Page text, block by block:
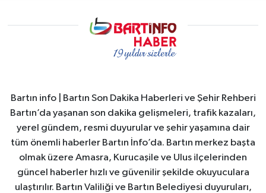
Bartın info | Bartın Son Dakika Haberleri ve Şehir Rehberi
Bartın’da yaşanan son dakika gelişmeleri, trafik kazaları,
yerel gündem, resmi duyurular ve şehir yaşamına dair
tüm önemli haberler Bartın İnfo’da. Bartın merkez başta
olmak üzere Amasra, Kurucaşile ve Ulus ilçelerinden
güncel haberler hızlı ve güvenilir şekilde okuyuculara
ulaştırılır. Bartın Valiliği ve Bartın Belediyesi duyuruları,